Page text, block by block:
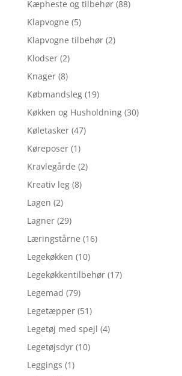
Kæpheste og tilbehør (88)
Klapvogne (5)
Klapvogne tilbehør (2)
Klodser (2)
Knager (8)
Købmandsleg (19)
Køkken og Husholdning (30)
Køletasker (47)
Køreposer (1)
Kravlegårde (2)
Kreativ leg (8)
Lagen (2)
Lagner (29)
Læringstårne (16)
Legekøkken (10)
Legekøkkentilbehør (17)
Legemad (79)
Legetæpper (51)
Legetøj med spejl (4)
Legetøjsdyr (10)
Leggings (1)